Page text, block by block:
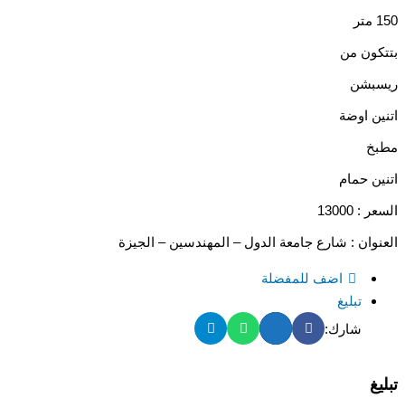
150 متر
بتتكون من
ريسبشن
اتنين اوضة
مطبخ
اتنين حمام
السعر : 13000
العنوان : شارع جامعة الدول – المهندسين – الجيزة
اضف للمفضلة
تبليغ
شارك:
تبليغ